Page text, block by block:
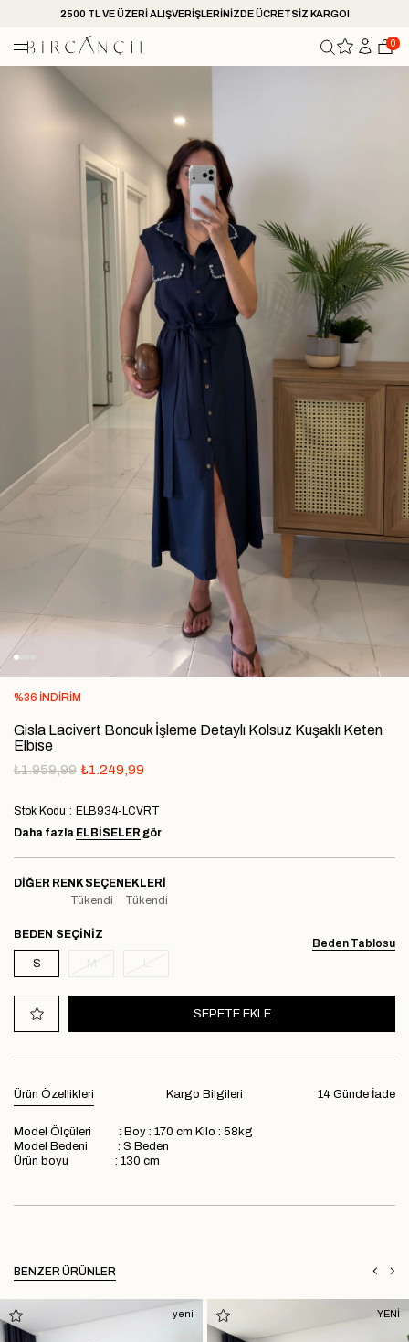
2500 TL VE ÜZERİ ALIŞVERİŞLERİNİZDE ÜCRETSİZ KARGO!
0
%36 İNDIRIM
Gisla Lacivert Boncuk İşleme Detaylı Kolsuz Kuşaklı Keten
Elbise
₺1.959,99 ₺1.249,99
Stok Kodu
ELB934-LCVRT
Daha fazla ELBİSELER gör
DIĞER RENK SEÇENEKLERI
Tükendi
Tükendi
Beden Tablosu
BEDEN
S
Ürün Özellikleri 14 Günde İade
Kargo Bilgileri
Model Ölçüleri : Boy : 170 cm Kilo : 58kg
Model Bedeni : S Beden
Ürün boyu : 130 cm
BENZER ÜRÜNLER
yeni YENİ